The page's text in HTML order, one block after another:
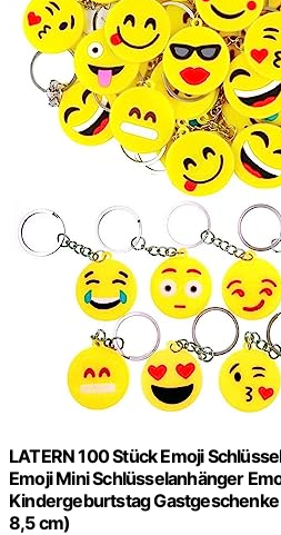
LATERN 100 Stück Emoji
Emoji Mini Schlüsselanhänger
Kindergeburtstag
8,5 cm)